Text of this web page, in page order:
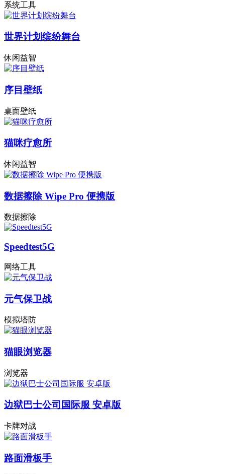
系统工具
世界计划缤纷舞台
休闲益智
序目壁纸
桌面壁纸
猫咪疗愈所
休闲益智
数据擦除 Wipe Pro 便携版
数据擦除
Speedtest5G
网络工具
元气保卫战
模拟塔防
猫眼浏览器
浏览器
边狱巴士公司国际服 安卓版
卡牌对战
路面滑板手